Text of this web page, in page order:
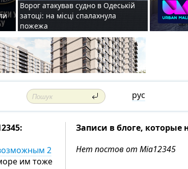
Ворог атакував судно в Одеській
затоці: на місці спалахнула
пожежа
рус
2
им тоже
Записи в блоге, которые
Нет постов от Mia12345